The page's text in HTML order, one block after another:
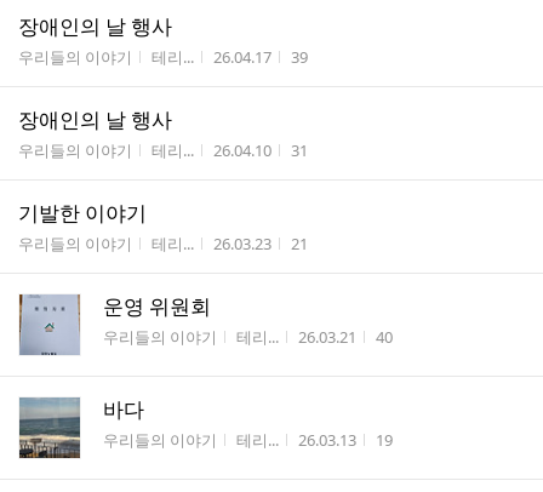
장애인의 날 행사
게시판명
우리들의 이야기 작성자
테리... 작성시간
26.04.17 조회수
39
장애인의 날 행사
게시판명
우리들의 이야기 작성자
테리... 작성시간
26.04.10 조회수
31
기발한 이야기
게시판명
우리들의 이야기 작성자
테리... 작성시간
26.03.23 조회수
21
운영 위원회
게시판명
우리들의 이야기 작성자
테리... 작성시간
26.03.21 조회수
40
바다
게시판명
우리들의 이야기 작성자
테리... 작성시간
26.03.13 조회수
19